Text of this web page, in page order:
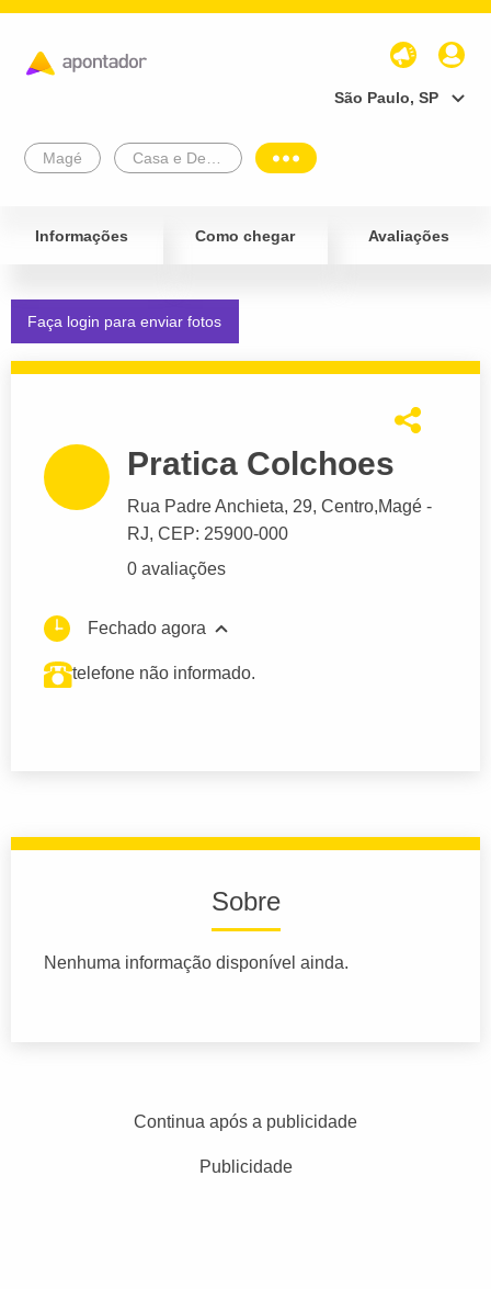
São Paulo, SP
Magé
Informações Como chegar Avaliações
Faça login para enviar fotos
Pratica Colchoes
Rua Padre Anchieta, 29, Centro,Magé -
RJ, CEP: 25900-000
0 avaliações
Fechado agora
telefone não informado.
Sobre
Nenhuma informação disponível ainda.
Continua após a publicidade
Publicidade